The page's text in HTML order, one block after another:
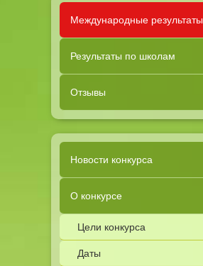
Международные результаты
Результаты по школам
Отзывы
Новости конкурса
О конкурсе
Цели конкурса
Даты